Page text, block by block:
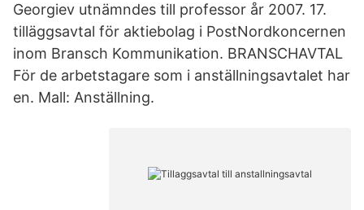
Georgiev utnämndes till professor år 2007. 17.
tilläggsavtal för aktiebolag i PostNordkoncernen
inom Bransch Kommunikation. BRANSCHAVTAL
För de arbetstagare som i anställningsavtalet har
en. Mall: Anställning.